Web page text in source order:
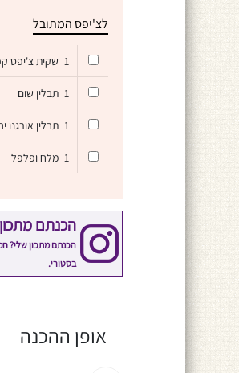
לצ'יפס המתובל
1 שקית צ'יפס
1 תבלין שום
1 תבלין אורגנו
1 מלח ופלפל
הכנתם מתכון
בסטורי.
אופן ההכנה